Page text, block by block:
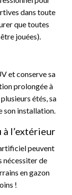
dans toute
que toutes
jouées).
et conserve sa
prolongée à
étés, sa
son installation.
l’extérieur
peuvent
nécessiter de
en gazon
!